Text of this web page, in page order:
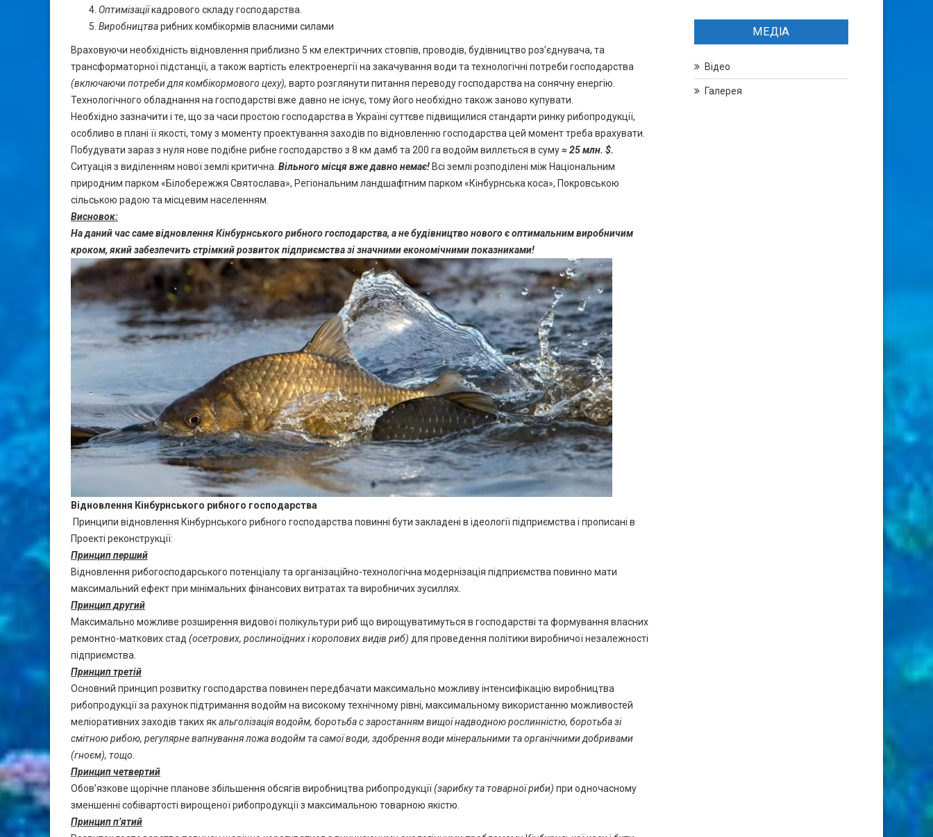
Оптимізаціїкадрового складу господарства.
Виробництварибних комбікормів власними силами
Враховуючи необхідність відновлення приблизно 5 км електричних стовпів, проводів, будівництво роз’єднувача, та
трансформаторної підстанції, а також вартість електроенергії на закачування води та технологічні потреби господарства
(включаючи потреби для комбікормового цеху), варто розглянути питання переводу господарства на сонячну енергію.
Технологічного обладнання на господарстві вже давно не існує, тому його необхідно також заново купувати.
Необхідно зазначити і те, що за часи простою господарства в Україні суттєве підвищилися стандарти ринку рибопродукції,
особливо в плані її якості, тому з моменту проектування заходів по відновленню господарства цей момент треба врахувати.
Побудувати зараз з нуля нове подібне рибне господарство з 8 км дамб та 200 га водойм виллється в суму≈25 млн. $.
Ситуація з виділенням нової землі критична. Вільного місця вже давно немає! Всі землі розподілені між Національним
природним парком «Білобережжя Святослава», Регіональним ландшафтним парком «Кінбурнська коса», Покровською
сільською радою та місцевим населенням.
Висновок:
На даний чассаме відновлення Кінбурнського рибного господарства, а не будівництво нового є оптимальним виробничим
кроком, який забезпечить стрімкий розвиток підприємства зі значними економічними показниками!
Відновлення Кінбурнського рибного господарства
Принципи відновлення Кінбурнського рибного господарства повинні бути закладені в ідеології підприємства і прописані в
Проекті реконструкції:
Принцип перший
Відновлення рибогосподарського потенціалу та організаційно-технологічна модернізація підприємства повинно мати
максимальний ефект при мінімальних фінансових витратах та виробничих зусиллях.
Принцип другий
Максимально можливе розширення видової полікультури риб що вирощуватимуться в господарстві та формування власних
ремонтно-маткових стад (осетрових, рослиноїдних і коропових видів риб) для проведення політики виробничої незалежності
підприємства.
Принцип третій
Основний принцип розвитку господарства повинен передбачати максимально можливу інтенсифікацію виробництва
рибопродукції за рахунок підтримання водойм на високому технічному рівні, максимальному використанню можливостей
меліоративних заходів таких якальголізація водойм, боротьба с заростанням вищої надводною рослинністю, боротьба зі
смітною рибою, регулярне вапнування ложа водойм та самої води, здобрення води мінеральними та органічними добривами
(гноєм), тощо
Принцип четвертий
Обов’язкове щорічне планове збільшення обсягів виробництва рибопродукції(зарибку та товарної риби) при одночасному
зменшенні собівартості вирощеної рибопродукції з максимальною товарною якістю.
Принцип п’ятий
МЕДІА
Відео
Галерея